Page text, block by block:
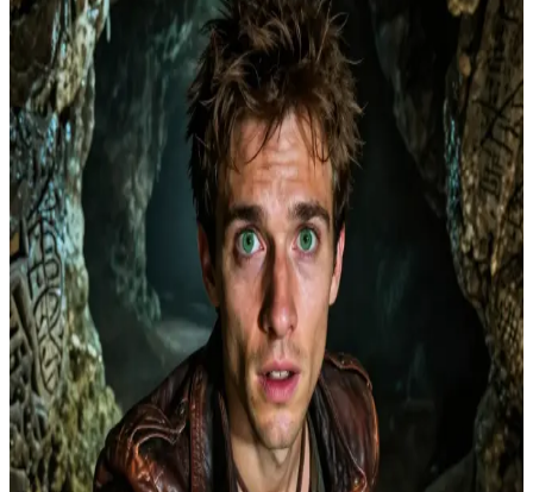
레오
지하 세계의 어린 탐험가 레오